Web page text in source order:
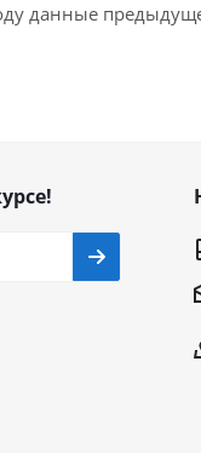
данные